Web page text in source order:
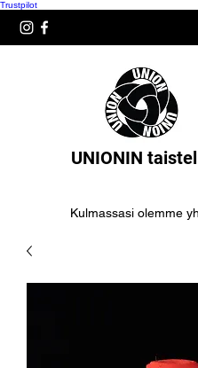
Trustpilot
UNIONIN
Kulmassasi olemme